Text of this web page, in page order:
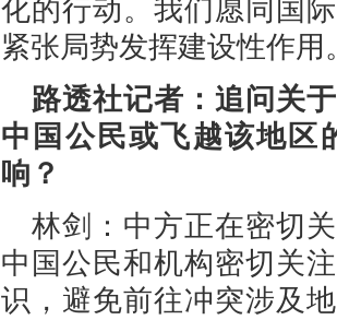
化的行动。我们愿同国
紧张局势发挥建设性作用
路透社记者：追问关
中国公民或飞越该地区
响？
林剑：中方正在密切
中国公民和机构密切关
识，避免前往冲突涉及